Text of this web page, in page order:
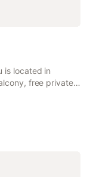
is located in
free private
and is